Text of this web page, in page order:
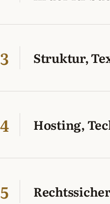
Struktur,
Hosting,